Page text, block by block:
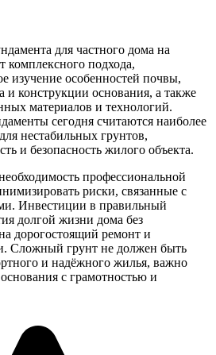
для частного дома на
комплексного подхода,
изучение особенностей почвы,
и конструкции основания, а также
материалов и технологий.
сегодня считаются наиболее
нестабильных грунтов,
и безопасность жилого объекта.
профессиональной
риски, связанные с
Инвестиции в правильный
долгой жизни дома без
дорогостоящий ремонт и
Сложный грунт не должен быть
и надёжного жилья, важно
с грамотностью и